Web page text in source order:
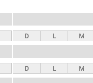
D L M
D L M